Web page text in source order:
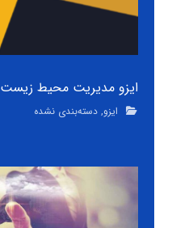
ایزو مدیریت محیط زیست
ایزو,دسته‌بندی نشده